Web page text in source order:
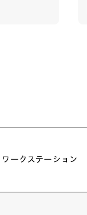
ワークステーション